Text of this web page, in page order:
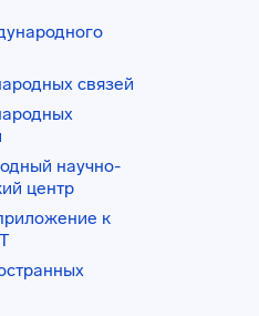
связей
научно-
центр
к